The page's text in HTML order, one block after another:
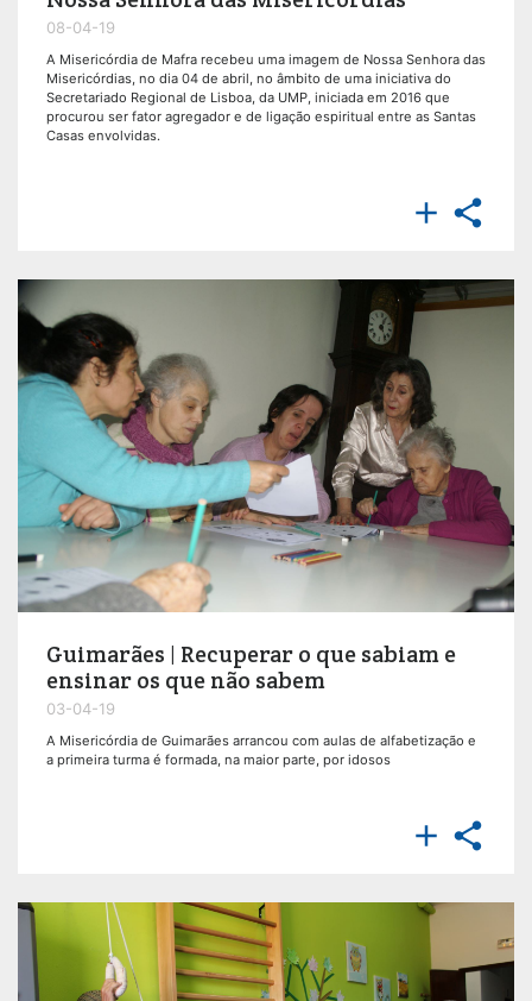
08-04-19
A Misericórdia de Mafra recebeu uma imagem de Nossa Senhora das
Misericórdias, no dia 04 de abril, no âmbito de uma iniciativa do
Secretariado Regional de Lisboa, da UMP, iniciada em 2016 que
procurou ser fator agregador e de ligação espiritual entre as Santas
Casas envolvidas.
 
Guimarães | Recuperar o que sabiam e
ensinar os que não sabem
03-04-19
A Misericórdia de Guimarães arrancou com aulas de alfabetização e
a primeira turma é formada, na maior parte, por idosos
 